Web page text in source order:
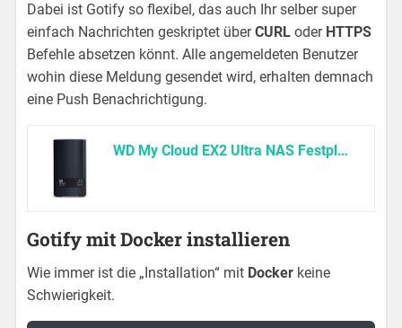
Dabei ist Gotify so flexibel, das auch Ihr selber super
einfach Nachrichten geskriptet überCURLoder HTTPS
Befehle absetzen könnt. Alle angemeldeten Benutzer
wohin diese Meldung gesendet wird, erhalten demnach
eine Push Benachrichtigung.
WD My Cloud EX2 Ultra NAS Festplatte 8 TB (zentraler Netzwerkspeicher, einfache Installation, zwei Laufwerkschächte, mobiler Zugriff, automatische Backups)
Gotify mit Docker installieren
Wie immer ist die „Installation“ mit Docker keine
Schwierigkeit.